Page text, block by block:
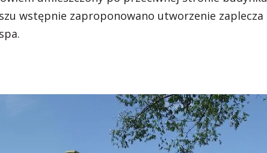
wstępnie zaproponowano utworzenie zaplecza